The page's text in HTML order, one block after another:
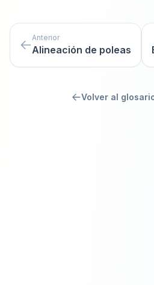
Anterior
Alineación de poleas
Volver al